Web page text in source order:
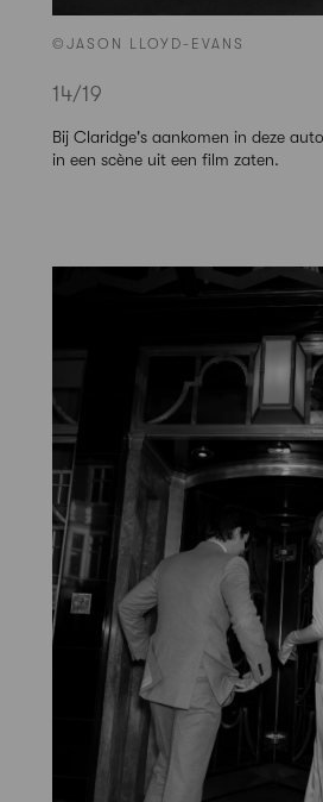
©JASON LLOYD-EVANS
14/19
Bij Claridge's aankomen in deze
in een scène uit een film zaten.